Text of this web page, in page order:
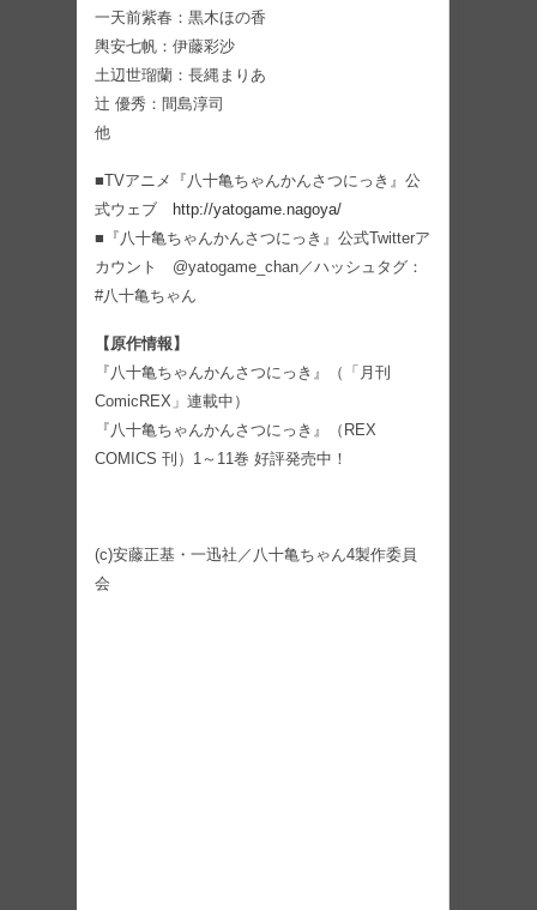
一天前紫春：黒木ほの香
輿安七帆：伊藤彩沙
土辺世瑠蘭：長縄まりあ
辻 優秀：間島淳司
他
■TVアニメ『八十亀ちゃんかんさつにっき』公
式ウェブ
http://yatogame.nagoya/
■『八十亀ちゃんかんさつにっき』公式Twitterア
カウント @yatogame_chan／ハッシュタグ：
#八十亀ちゃん
【原作情報】
『八十亀ちゃんかんさつにっき』（「月刊
ComicREX」連載中）
『八十亀ちゃんかんさつにっき』（REX
COMICS 刊）1～11巻 好評発売中！
(c)安藤正基・一迅社／八十亀ちゃん4製作委員
会